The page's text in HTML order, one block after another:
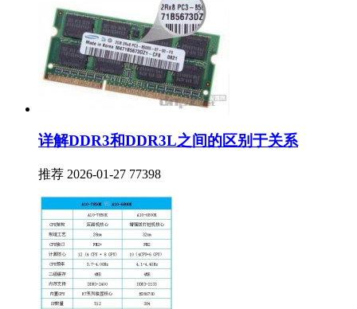
详解DDR3和DDR3L之间的区别于关系
推荐 2026-01-27 77398